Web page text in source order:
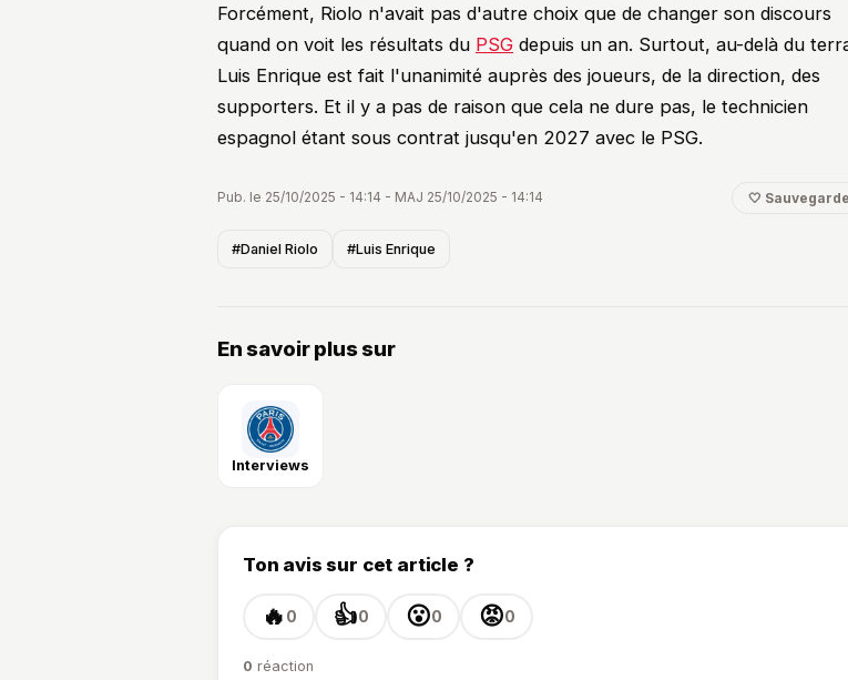
Forcément, Riolo n'avait pas d'autre choix que de changer son discours
quand on voit les résultats du
PSG depuis un an. Surtout, au-delà du
Luis Enrique est fait l'unanimité auprès des joueurs, de la direction, des
supporters. Et il y a pas de raison que cela ne dure pas, le technicien
Pub. le 25/10/2025 - 14:14 - MAJ 25/10/2025 - 14:14
Ton avis sur cet article ?
🔥0